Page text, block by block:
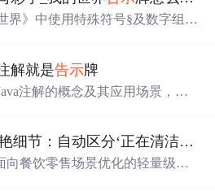
界》中使用特殊符号§及数字组合
解就是告示牌
注解的概念及其应用场景，通
南。
Ostrakon-VL-8B惊艳细节：自动区分‘正在清洁中’
向餐饮零售场景优化的轻量级多